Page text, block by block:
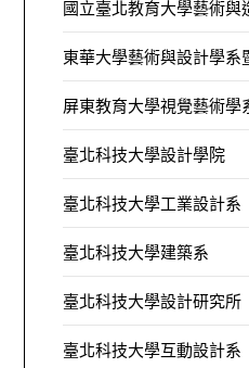
國立臺北教育大學藝術與
東華大學藝術與設計學系
屏東教育大學視覺藝術學
臺北科技大學設計學院
臺北科技大學工業設計系
臺北科技大學建築系
臺北科技大學設計研究所
臺北科技大學互動設計系